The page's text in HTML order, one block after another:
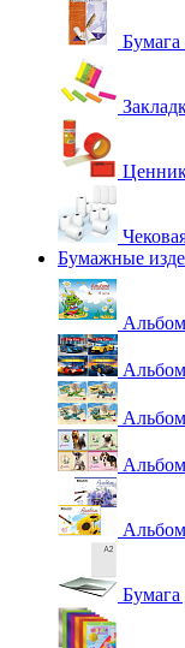
Бумага
Бумажные
Бумага